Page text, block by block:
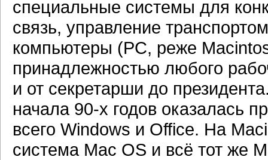
специальные системы для
связь, управление
компьютеры (PC, реже
принадлежностью любого
и от секретарши до
начала 90-х годов оказалась
всего Windows и Office. На
система Mac OS и всё тот же